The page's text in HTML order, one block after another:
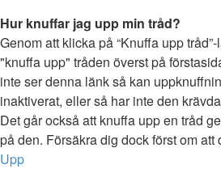
Hur knuffar jag upp min tråd?
Genom att klicka på “Knuffa upp
"knuffa upp" tråden överst på
inte ser denna länk så kan
inaktiverat, eller så har inte den
Det går också att knuffa upp en tråd
på den. Försäkra dig dock först om att
Upp